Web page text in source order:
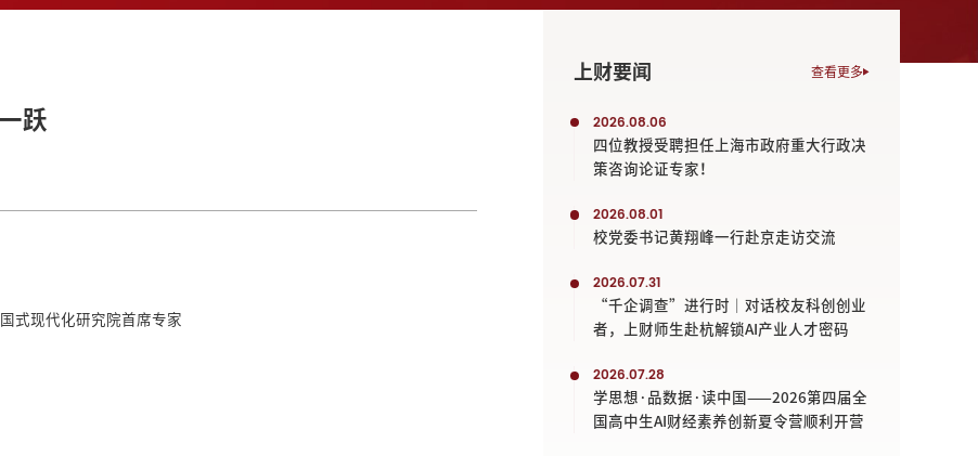
跃
式现代化研究院首席专家
上财要闻 查看更多
2026.08.06
四位教授受聘担任上海市政府重大行政决
策咨询论证专家！
2026.08.01
校党委书记黄翔峰一行赴京走访交流
2026.07.31
“千企调查”进行时｜对话校友科创创业
者，上财师生赴杭解锁AI产业人才密码
2026.07.28
学思想·品数据·读中国——2026第四届全
国高中生AI财经素养创新夏令营顺利开营